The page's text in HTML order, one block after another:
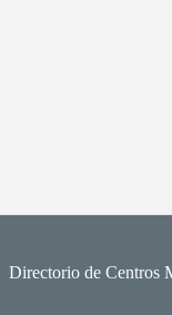
Directorio de Centros